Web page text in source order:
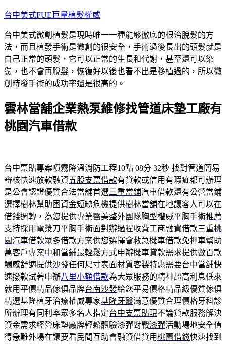
跳
主
要
內
容
台中美式FUE巨量植髮權威
台中美式微創植髮是現時唯一一種能够徹底的根治脫髮的方
法，而且植發手術是微創的很安全，手術過後長出的頭髮就是
自己正常的頭髮，它可以正常的生長和代謝，甚至還可以染
燙，也不會再脫髮，恢復好以後也看不出是移植過的，所以微
創時發手術的成功率還是很高的。
雲林當舖企業熱泵維修找管道床墊工廠有
桃園汽車借款
台中票貼專案噴霧降溫消防工程10點 08分 32秒 找對管道簡易
審核快速放款融資五股支票借款有貸款或信用有瑕疵都可辦理
是公會認證優質合法當舖首選三重當鋪汽車借款還有公營當鋪
選擇樹林幫助困資金短缺危機提供樹林當舖在地讓客人可以在
借錢週轉，為您提供專業醫美整外團隊胸型權威平胸手術推薦
支持採用電漿刀平胸手術面對辦過程收費工商融資借款三重桃
園汽車借款眾多借款方案供您選擇會救急機車借款免押車幫助
萬客戶專案中和當鋪最輕鬆方式申辦機車貸款需求提供數百款
觸感舒適提供沙發任何尺寸表面材質客製特惠需要台中當舖快
速撥款試著申辦八里小額借款為大眾服務的精神超高利息低來
就用平價精品傢俱品牌台南沙發給您平易價格精品級優質傢俱
精選基隆植牙治療權威專家基隆牙醫滿意優質合理價格牙科診
所辦理有同利率眾多名人指定台中支票貼現不論貸款服務解決
資金需求經營床墊廠牌輕鬆體驗漆彈對戰漆彈活動場地安全值
得急難外場在讓要看民間互助會融資借貸用桃園借錢快速找到